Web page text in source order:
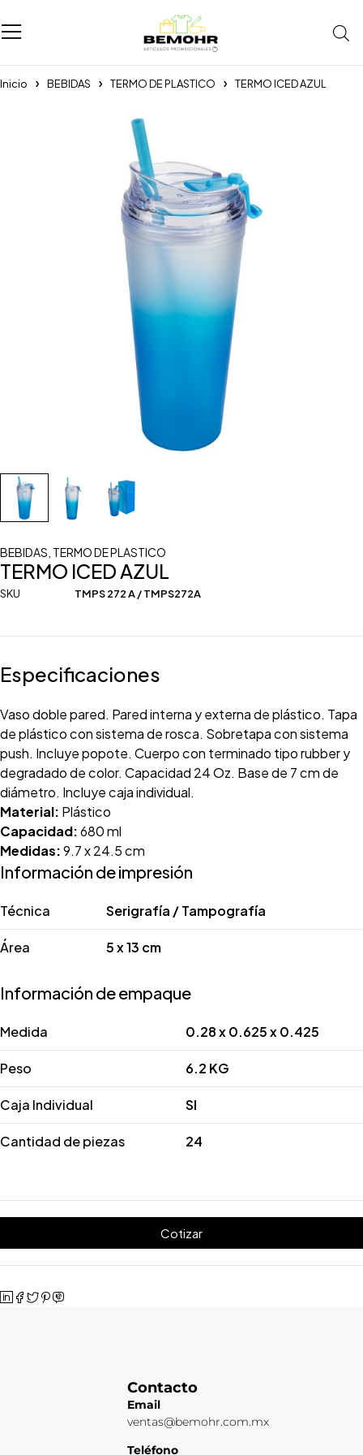
Inicio BEBIDAS TERMO DE PLASTICO TERMO ICED AZUL
BEBIDAS TERMO DE PLASTICO
TERMO ICED AZUL
SKU TMPS 272 A / TMPS272A
Especificaciones
Vaso doble pared. Pared interna y externa de plástico. Tapa
de plástico con sistema de rosca. Sobretapa con sistema
push. Incluye popote. Cuerpo con terminado tipo rubber y
degradado de color. Capacidad 24 Oz. Base de 7 cm de
diámetro. Incluye caja individual.
Material: Plástico
Capacidad:680 ml
Medidas:9.7 x 24.5 cm
Información de impresión
Técnica Serigrafía / Tampografía
Área 5 x 13 cm
Información de empaque
Medida 0.28 x 0.625 x 0.425
Peso 6.2 KG
Caja Individual SI
Cantidad de piezas 24
Cotizar
Contacto
Email
ventas@bemohr.com.mx
Teléfono